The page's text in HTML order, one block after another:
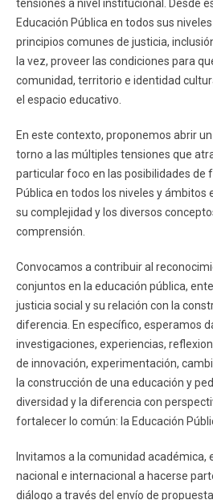
tensiones a nivel institucional. Desde
Educación Pública en todos sus
principios comunes de justicia,
la vez, proveer las condiciones para
comunidad, territorio e identidad
el espacio educativo.
En este contexto, proponemos abrir
torno a las múltiples tensiones que
particular foco en las posibilidades de
Pública en todos los niveles y ámbitos
su complejidad y los diversos
comprensión.
Convocamos a contribuir al
conjuntos en la educación pública,
justicia social y su relación con la
diferencia. En específico, esperamos
investigaciones, experiencias,
de innovación, experimentación,
la construcción de una educación y
diversidad y la diferencia con
fortalecer lo común: la Educación
Invitamos a la comunidad académica,
nacional e internacional a hacerse
diálogo a través del envío de